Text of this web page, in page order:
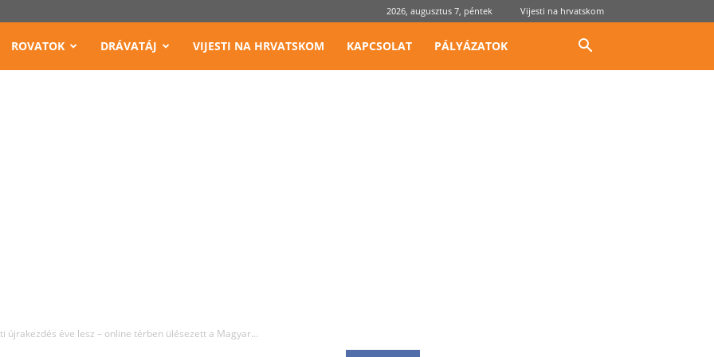
2026, augusztus 7, péntek Vijesti na hrvatskom
ROVATOK DRÁVATÁJ VIJESTI NA HRVATSKOM KAPCSOLAT PÁLYÁZATOK
újrakezdés éve lesz – online térben ülésezett a Magyar...